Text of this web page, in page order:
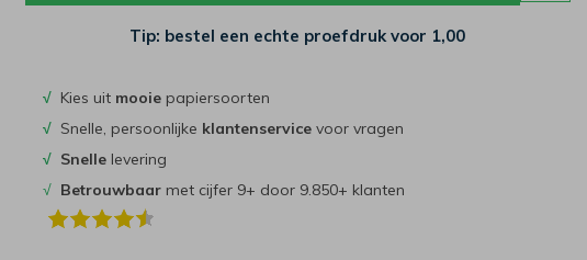
Tip: bestel een echte proefdruk voor 1,00
√Kies uit mooie papiersoorten
√Snelle, persoonlijke klantenservicevoor vragen
√ Snellelevering
√ Betrouwbaarmet cijfer 9+ door 9.850+ klanten